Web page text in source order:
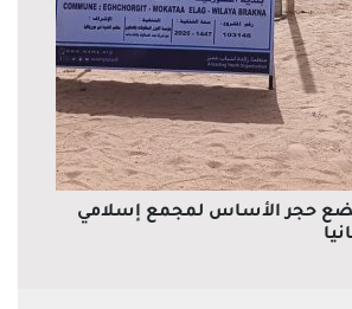
تضع حجر الأساس لمجمع إسلامي